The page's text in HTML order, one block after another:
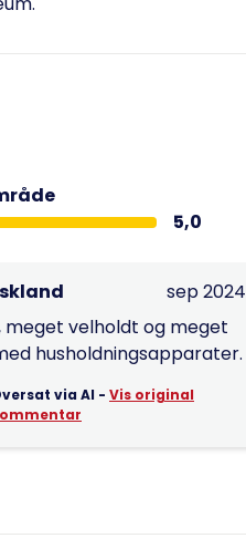
5,0
sep 2024
meget velholdt og meget
husholdningsapparater.
via AI - Vis original